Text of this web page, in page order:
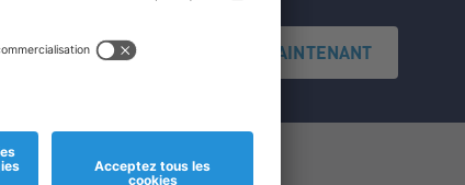
S'INSCRIRE MAINTENANT
Service